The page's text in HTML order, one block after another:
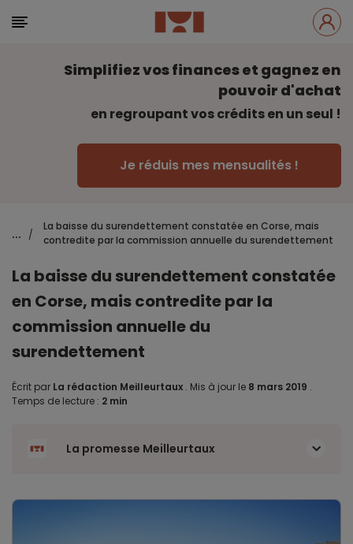
Simplifiez vos finances et gagnez en
pouvoir d'achat
en regroupant vos crédits en un seul !
Je réduis mes mensualités !
... /
La baisse du surendettement constatée en Corse, mais
contredite par la commission annuelle du surendettement
La baisse du surendettement constatée
en Corse, mais contredite par la
commission annuelle du
surendettement
Écrit par La rédaction Meilleurtaux . Mis à jour le 8 mars 2019 .
Temps de lecture : 2 min
La promesse Meilleurtaux